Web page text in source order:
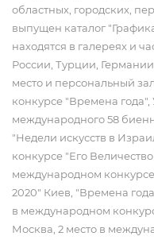
областных, городских,
выпущен каталог
находятся в галереях и
России, Турции,
место и персональный
конкурсе "Времена
международного 58
"Недели искусств в
конкурсе "Его
международном
2020" Киев, "Времена
в международном
Москва, 2 место в